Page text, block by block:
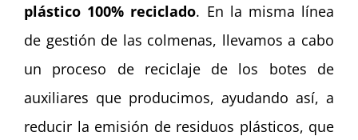
plástico 100% reciclado. En la misma línea
de gestión de las colmenas, llevamos a cabo
un proceso de reciclaje de los botes de
auxiliares que producimos, ayudando así, a
reducir la emisión de residuos plásticos, que